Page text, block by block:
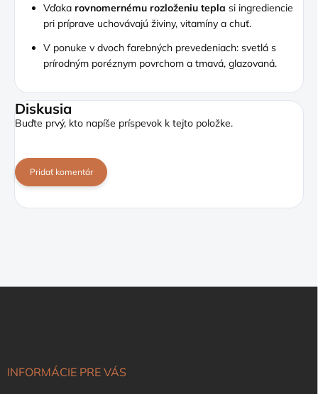
Vďaka rovnomernému rozloženiu tepla si ingrediencie
pri príprave uchovávajú živiny, vitamíny a chuť.
V ponuke v dvoch farebných prevedeniach: svetlá s
prírodným poréznym povrchom a tmavá, glazovaná.
Diskusia
Buďte prvý, kto napíše príspevok k tejto položke.
Pridať komentár
INFORMÁCIE PRE VÁS